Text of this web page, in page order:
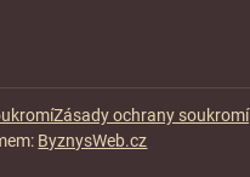
Zásady ochrany soukromí
ByznysWeb.cz